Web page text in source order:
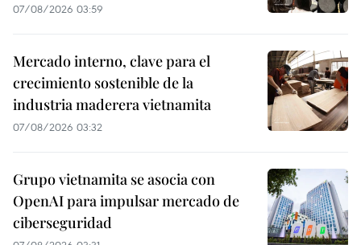
07/08/2026 03:59
Mercado interno, clave para el
crecimiento sostenible de la
industria maderera vietnamita
07/08/2026 03:32
Grupo vietnamita se asocia con
OpenAI para impulsar mercado de
ciberseguridad